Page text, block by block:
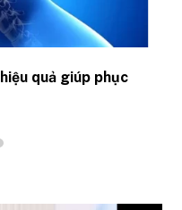
quả giúp phục